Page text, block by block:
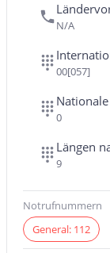
N/A
00[057]
0
Längen
9
Notrufnummern
General: 112